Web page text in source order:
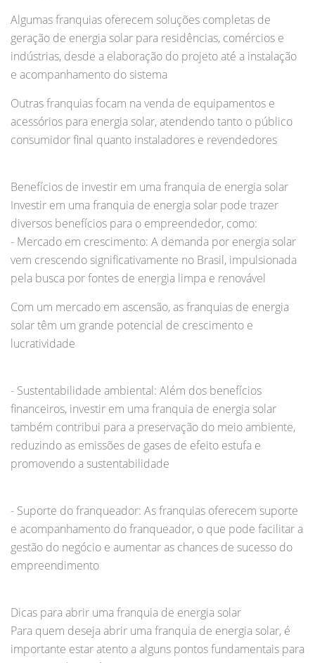
Algumas franquias oferecem soluções completas de
geração de energia solar para residências, comércios e
indústrias, desde a elaboração do projeto até a instalação
e acompanhamento do sistema
Outras franquias focam na venda de equipamentos e
acessórios para energia solar, atendendo tanto o público
consumidor final quanto instaladores e revendedores
Benefícios de investir em uma franquia de energia solar
Investir em uma franquia de energia solar pode trazer
diversos benefícios para o empreendedor, como:
- Mercado em crescimento: A demanda por energia solar
vem crescendo significativamente no Brasil, impulsionada
pela busca por fontes de energia limpa e renovável
Com um mercado em ascensão, as franquias de energia
solar têm um grande potencial de crescimento e
lucratividade
- Sustentabilidade ambiental: Além dos benefícios
financeiros, investir em uma franquia de energia solar
também contribui para a preservação do meio ambiente,
reduzindo as emissões de gases de efeito estufa e
promovendo a sustentabilidade
- Suporte do franqueador: As franquias oferecem suporte
e acompanhamento do franqueador, o que pode facilitar a
gestão do negócio e aumentar as chances de sucesso do
empreendimento
Dicas para abrir uma franquia de energia solar
Para quem deseja abrir uma franquia de energia solar, é
importante estar atento a alguns pontos fundamentais para